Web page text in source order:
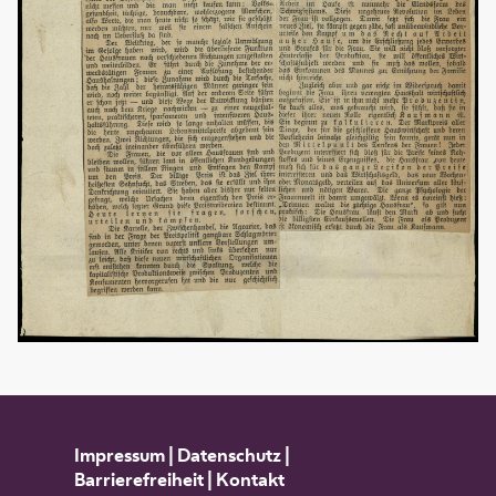
Impressum| Datenschutz|
Barrierefreiheit| Kontakt